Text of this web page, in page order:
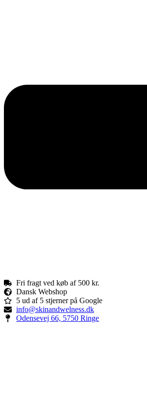
Fri fragt ved køb af 500 kr.
Dansk Webshop
5 ud af 5 stjerner på Google
info@skinandwelness.dk
Odensevej 66, 5750 Ringe